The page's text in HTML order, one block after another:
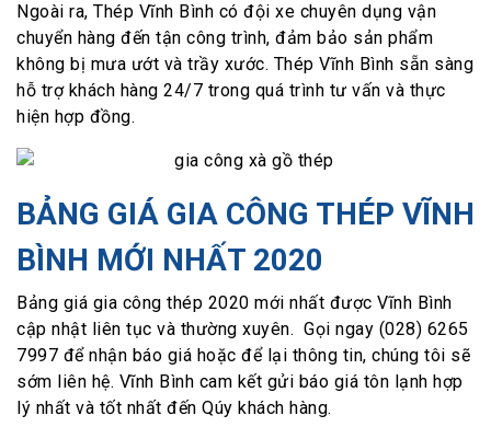
Ngoài ra, Thép Vĩnh Bình có đội xe chuyên dụng vận
chuyển hàng đến tận công trình, đảm bảo sản phẩm
không bị mưa ướt và trầy xước. Thép Vĩnh Bình sẵn sàng
hỗ trợ khách hàng 24/7 trong quá trình tư vấn và thực
hiện hợp đồng.
BẢNG GIÁ GIA CÔNG THÉP VĨNH
BÌNH MỚI NHẤT 2020
Bảng giá gia công thép 2020 mới nhất được Vĩnh Bình
cập nhật liên tục và thường xuyên. Gọi ngay (028) 6265
7997 để nhận báo giá hoặc để lại thông tin, chúng tôi sẽ
sớm liên hệ. Vĩnh Bình cam kết gửi báo giá tôn lạnh hợp
lý nhất và tốt nhất đến Qúy khách hàng.